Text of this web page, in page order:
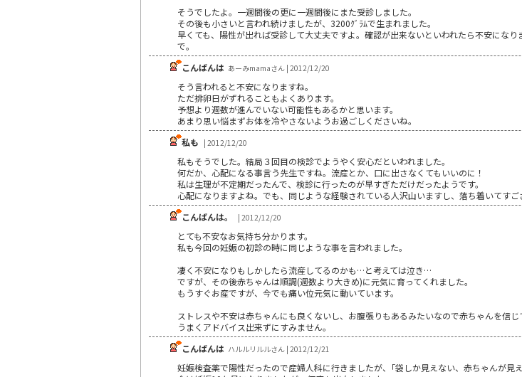
そうでしたよ。一週間後の更に一週間後にまた受診しました。
その後も小さいと言われ続けましたが、3200ｸﾞﾗﾑで生まれました。
早くても、陽性が出れば受診して大丈夫ですよ。確認が出来ないといわれたら不安にな
で。
こんばんは あーみmamaさん | 2012/12/20
そう言われると不安になりますね。
ただ排卵日がずれることもよくあります。
予想より週数が進んでいない可能性もあるかと思います。
あまり思い悩まずお体を冷やさないようお過ごしくださいね。
私も | 2012/12/20
私もそうでした。結局３回目の検診でようやく安心だといわれました。
何だか、心配になる事言う先生ですね。流産とか、口に出さなくてもいいのに！
私は生理が不定期だったんで、検診に行ったのが早すぎただけだったようです。
心配になりますよね。でも、同じような経験されている人沢山いますし、落ち着いてす
こんばんは。
| 2012/12/20
とても不安なお気持ち分かります。
私も今回の妊娠の初診の時に同じような事を言われました。
凄く不安になりもしかしたら流産してるのかも…と考えては泣き…
ですが、その後赤ちゃんは順調(週数より大きめ)に元気に育ってくれました。
もうすぐお産ですが、今でも痛い位元気に動いています。
ストレスや不安は赤ちゃんにも良くないし、お腹張りもあるみたいなので赤ちゃんを信
うまくアドバイス出来ずにすみません。
こんばんは ハルルリルルさん | 2012/12/21
妊娠検査薬で陽性だったので産婦人科に行きましたが、｢袋しか見えない、赤ちゃんが見